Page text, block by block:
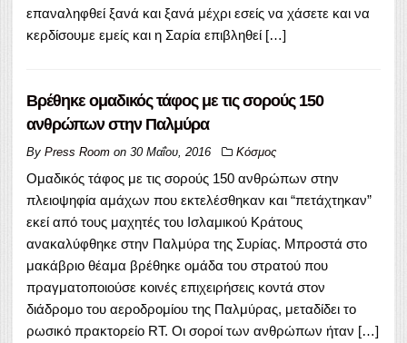
επαναληφθεί ξανά και ξανά μέχρι εσείς να χάσετε και να
κερδίσουμε εμείς και η Σαρία επιβληθεί […]
Βρέθηκε ομαδικός τάφος με τις σορούς 150
ανθρώπων στην Παλμύρα
By Press Room on 30 Μαΐου, 2016 Κόσμος
Ομαδικός τάφος με τις σορούς 150 ανθρώπων στην
πλειοψηφία αμάχων που εκτελέσθηκαν και “πετάχτηκαν”
εκεί από τους μαχητές του Ισλαμικού Κράτους
ανακαλύφθηκε στην Παλμύρα της Συρίας. Μπροστά στο
μακάβριο θέαμα βρέθηκε ομάδα του στρατού που
πραγματοποιούσε κοινές επιχειρήσεις κοντά στον
διάδρομο του αεροδρομίου της Παλμύρας, μεταδίδει το
ρωσικό πρακτορείο RT. Οι σοροί των ανθρώπων ήταν […]